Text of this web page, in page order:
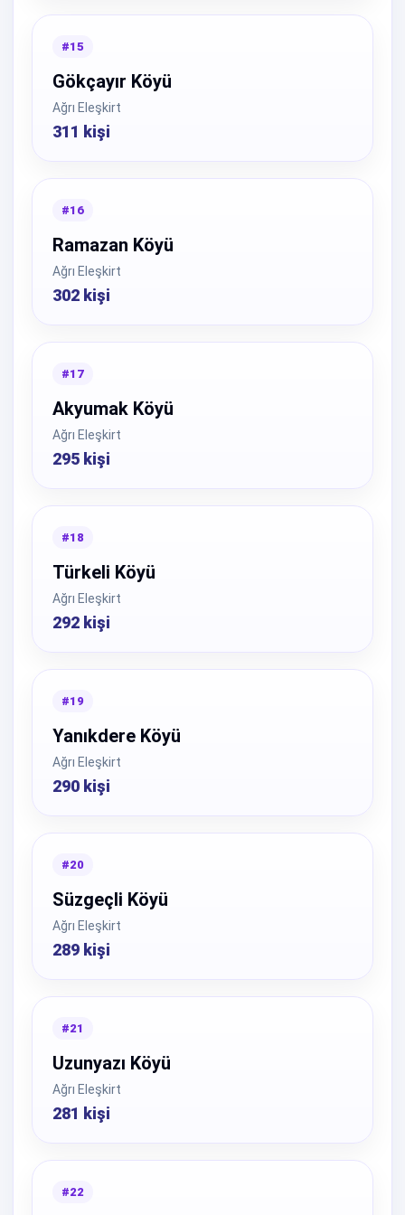
#15
Gökçayır Köyü
Ağrı Eleşkirt
311 kişi
#16
Ramazan Köyü
Ağrı Eleşkirt
302 kişi
#17
Akyumak Köyü
Ağrı Eleşkirt
295 kişi
#18
Türkeli Köyü
Ağrı Eleşkirt
292 kişi
#19
Yanıkdere Köyü
Ağrı Eleşkirt
290 kişi
#20
Süzgeçli Köyü
Ağrı Eleşkirt
289 kişi
#21
Uzunyazı Köyü
Ağrı Eleşkirt
281 kişi
#22